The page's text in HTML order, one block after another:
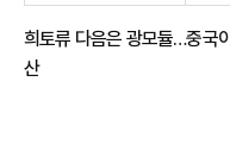
희토류 다음은 광모듈…중국
산